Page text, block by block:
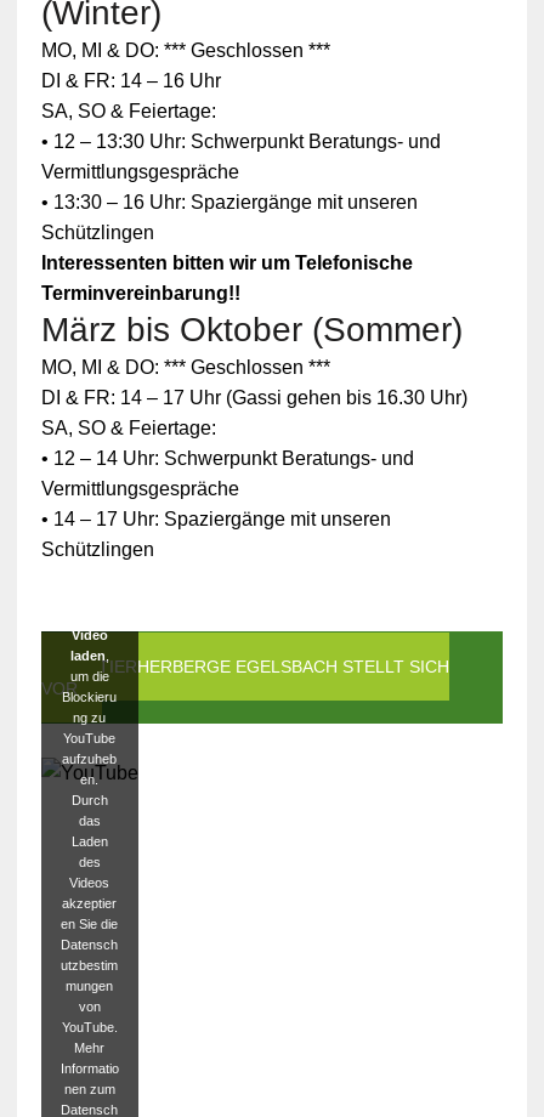
(Winter)
MO, MI & DO: *** Geschlossen ***
DI & FR: 14 – 16 Uhr
SA, SO & Feiertage:
• 12 – 13:30 Uhr: Schwerpunkt Beratungs- und
Vermittlungsgespräche
• 13:30 – 16 Uhr: Spaziergänge mit unseren
Schützlingen
Interessenten bitten wir um Telefonische
Terminvereinbarung!!
März bis Oktober (Sommer)
MO, MI & DO: *** Geschlossen ***
DI & FR: 14 – 17 Uhr (Gassi gehen bis 16.30 Uhr)
SA, SO & Feiertage:
• 12 – 14 Uhr: Schwerpunkt Beratungs- und
Vermittlungsgespräche
• 14 – 17 Uhr: Spaziergänge mit unseren
Schützlingen
DIE TIERHERBERGE EGELSBACH STELLT SICH
VOR
Zum
Schutz
Ihrer
persönlic
hen
Daten ist
die
Verbindun
g zu
blockiert
Video
laden
um die
Blockieru
ng zu
YouTube
aufzuheb
en.
Durch
das
Laden
des
Videos
akzeptier
en Sie die
Datensch
utzbestim
mungen
von
YouTube.
Mehr
Informatio
nen zum
Datensch